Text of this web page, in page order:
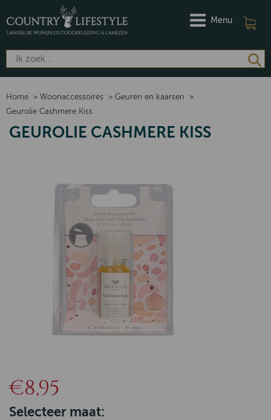
Menu
Home > Woonaccessoires > Geuren en kaarsen
>
Geurolie Cashmere Kiss
GEUROLIE CASHMERE KISS
€8,95
Selecteer maat: